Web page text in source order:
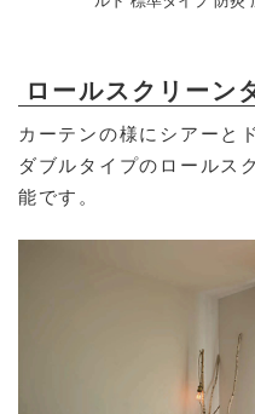
ロールスクリーン
カーテンの様にシアーと
ダブルタイプのロールス
能です。